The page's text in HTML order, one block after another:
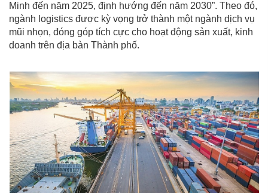
Minh đến năm 2025, định hướng đến năm 2030”. Theo đó,
ngành logistics được kỳ vọng trở thành một ngành dịch vụ
mũi nhọn, đóng góp tích cực cho hoạt động sản xuất, kinh
doanh trên địa bàn Thành phố.